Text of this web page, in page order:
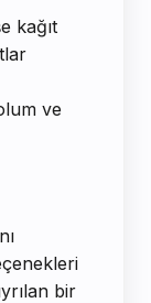
kağıt
ve
bir